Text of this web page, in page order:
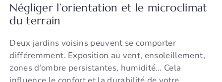
Négliger l’orientation et le microclimat
du terrain
Deux jardins voisins peuvent se comporter
différemment. Exposition au vent, ensoleillement,
zones d’ombre persistantes, humidité… Cela